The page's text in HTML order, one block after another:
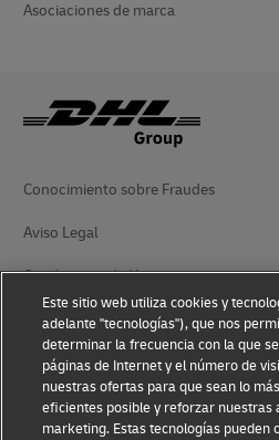
Asociaciones de marca
Conocimiento sobre Fraudes
Aviso Legal
Condiciones de Uso
Aviso de Privacidad
Información Adicional
Ajustes de cookies
Este sitio web utiliza cookies y
adelante "tecnologías"), que nos
determinar la frecuencia con la que
páginas de Internet y el número de
nuestras ofertas para que sean lo
eficientes posible y reforzar nuestras
marketing. Estas tecnologías pueden